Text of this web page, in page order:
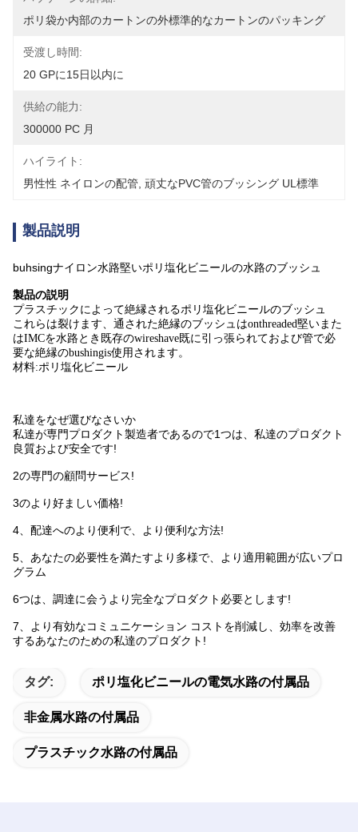
ポリ袋か内部のカートンの外標準的なカートンのパッキング
受渡し時間:
20 GPに15日以内に
供給の能力:
300000 PC 月
ハイライト:
男性性 ネイロンの配管 頑丈なPVC管のブッシング UL標準
製品説明
buhsingナイロン水路堅いポリ塩化ビニールの水路のブッシュ
製品の説明
プラスチックによって絶縁されるポリ塩化ビニールのブッシュ
これらは裂けます、通された絶縁のブッシュはonthreaded堅いまた
はIMCを水路とき既存のwireshave既に引っ張られておよび管で必
要な絶縁のbushingis使用されます。
材料:ポリ塩化ビニール
私達をなぜ選びなさいか
私達が専門プロダクト製造者であるので1つは、私達のプロダクト
良質および安全です!
2の専門の顧問サービス!
3のより好ましい価格!
4、配達へのより便利で、より便利な方法!
5、あなたの必要性を満たすより多様で、より適用範囲が広いプロ
グラム
6つは、調達に会うより完全なプロダクト必要とします!
7、より有効なコミュニケーション コストを削減し、効率を改善
するあなたのための私達のプロダクト!
タグ: ポリ塩化ビニールの電気水路の付属品
非金属水路の付属品
プラスチック水路の付属品